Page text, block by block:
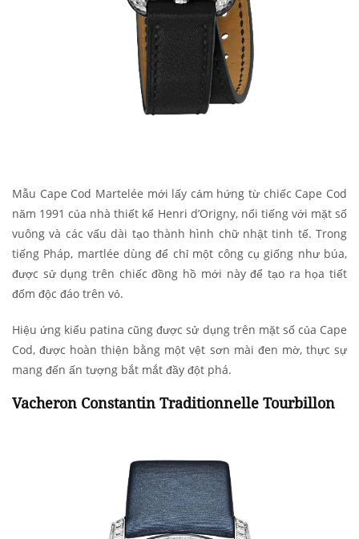
Mẫu Cape Cod Martelée mới lấy cảm hứng từ chiếc Cape Cod
năm 1991 của nhà thiết kế Henri d’Origny, nổi tiếng với mặt số
vuông và các vấu dài tạo thành hình chữ nhật tinh tế. Trong
tiếng Pháp, martlée dùng để chỉ một công cụ giống như búa,
được sử dụng trên chiếc đồng hồ mới này để tạo ra họa tiết
đốm độc đáo trên vỏ.
Hiệu ứng kiểu patina cũng được sử dụng trên mặt số của Cape
Cod, được hoàn thiện bằng một vệt sơn mài đen mờ, thực sự
mang đến ấn tượng bắt mắt đầy đột phá.
Vacheron Constantin Traditionnelle Tourbillon